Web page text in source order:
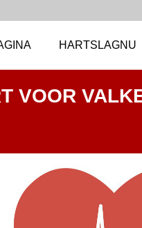
HARTSLAGNU
VOOR